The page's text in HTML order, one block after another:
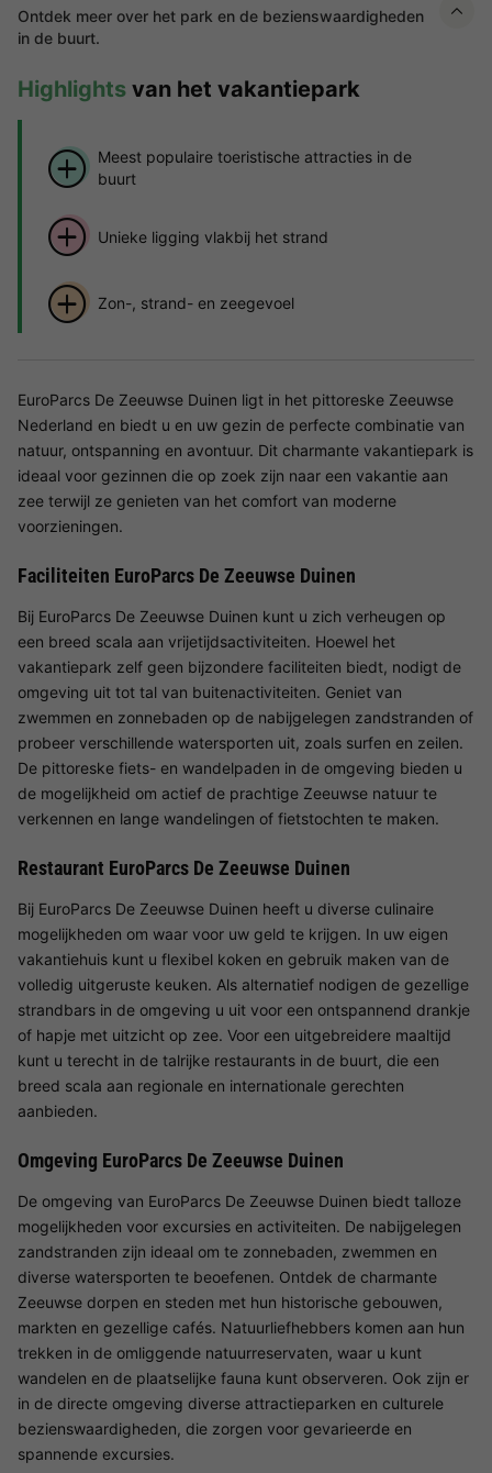
Ontdek meer over het park en de bezienswaardigheden
in de buurt.
Highlights van het vakantiepark
Meest populaire toeristische attracties in de
buurt
Unieke ligging vlakbij het strand
Zon-, strand- en zeegevoel
EuroParcs De Zeeuwse Duinen ligt in het pittoreske Zeeuwse
Nederland en biedt u en uw gezin de perfecte combinatie van
natuur, ontspanning en avontuur. Dit charmante vakantiepark is
ideaal voor gezinnen die op zoek zijn naar een vakantie aan
zee terwijl ze genieten van het comfort van moderne
voorzieningen.
Faciliteiten EuroParcs De Zeeuwse Duinen
Bij EuroParcs De Zeeuwse Duinen kunt u zich verheugen op
een breed scala aan vrijetijdsactiviteiten. Hoewel het
vakantiepark zelf geen bijzondere faciliteiten biedt, nodigt de
omgeving uit tot tal van buitenactiviteiten. Geniet van
zwemmen en zonnebaden op de nabijgelegen zandstranden of
probeer verschillende watersporten uit, zoals surfen en zeilen.
De pittoreske fiets- en wandelpaden in de omgeving bieden u
de mogelijkheid om actief de prachtige Zeeuwse natuur te
verkennen en lange wandelingen of fietstochten te maken.
Restaurant EuroParcs De Zeeuwse Duinen
Bij EuroParcs De Zeeuwse Duinen heeft u diverse culinaire
mogelijkheden om waar voor uw geld te krijgen. In uw eigen
vakantiehuis kunt u flexibel koken en gebruik maken van de
volledig uitgeruste keuken. Als alternatief nodigen de gezellige
strandbars in de omgeving u uit voor een ontspannend drankje
of hapje met uitzicht op zee. Voor een uitgebreidere maaltijd
kunt u terecht in de talrijke restaurants in de buurt, die een
breed scala aan regionale en internationale gerechten
aanbieden.
Omgeving EuroParcs De Zeeuwse Duinen
De omgeving van EuroParcs De Zeeuwse Duinen biedt talloze
mogelijkheden voor excursies en activiteiten. De nabijgelegen
zandstranden zijn ideaal om te zonnebaden, zwemmen en
diverse watersporten te beoefenen. Ontdek de charmante
Zeeuwse dorpen en steden met hun historische gebouwen,
markten en gezellige cafés. Natuurliefhebbers komen aan hun
trekken in de omliggende natuurreservaten, waar u kunt
wandelen en de plaatselijke fauna kunt observeren. Ook zijn er
in de directe omgeving diverse attractieparken en culturele
bezienswaardigheden, die zorgen voor gevarieerde en
spannende excursies.